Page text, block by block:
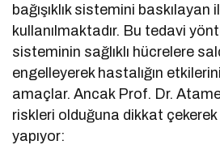
bağışıklık sistemini baskılayan
kullanılmaktadır. Bu tedavi
sisteminin sağlıklı hücrelere
engelleyerek hastalığın
amaçlar. Ancak Prof. Dr.
riskleri olduğuna dikkat çekerek
yapıyor: